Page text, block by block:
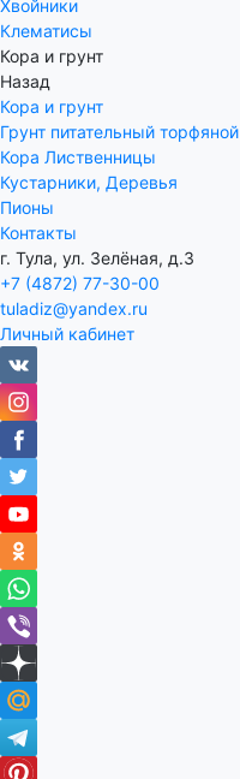
Хвойники
Клематисы
Кора и грунт
Назад
Кора и грунт
Грунт питательный торфяной
Кора Лиственницы
Кустарники, Деревья
Пионы
Контакты
г. Тула, ул. Зелёная, д.3
+7 (4872) 77-30-00
tuladiz@yandex.ru
Личный кабинет